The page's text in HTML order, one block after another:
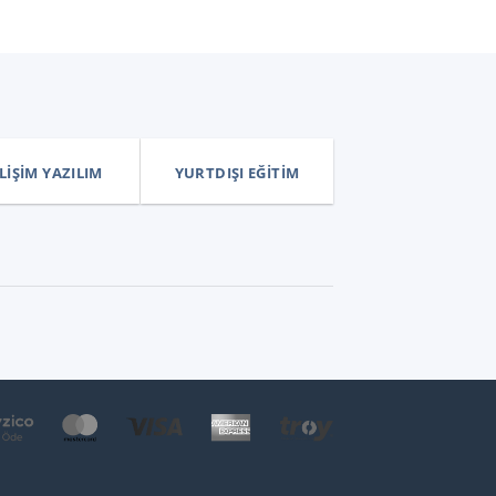
YAZILIM YURTDIŞI EĞITIM